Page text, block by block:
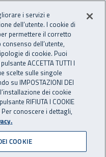
Apri cerca
Video gallery
per
i servizi e
dell’utente. I cookie di
permettere il corretto
dell’utente,
di cookie. Puoi
ACCETTA TUTTI I
scelte sulle singole
su IMPOSTAZIONI DEI
dei cookie
RIFIUTA I COOKIE
Per conoscere i dettagli,
COOKIE